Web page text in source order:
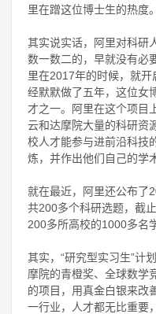
里在蹭这位博士生的热度。
其实说实话，阿里对科研
数一数二的，早就没有必
里在2017年的时候，就
经默默做了五年，这位女
才之一。阿里在这个项目
云和达摩院大量的科研资
校人才能参与进前沿科技
炼，并作出他们自己的学
就在最近，阿里还公布了
共200多个科研选题，截
200多所高校的1000多名
其实，“研究型实习生”计
摩院的青橙奖、全球数学
的项目，用真金白银来改
一行业，人才都无比重要